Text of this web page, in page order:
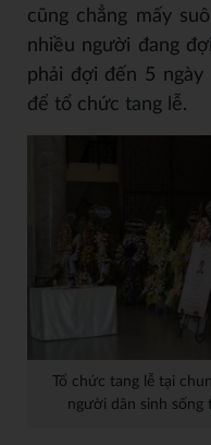
cũng chẳng mấy
nhiều người đang
phải đợi đến 5
để tổ chức tang lễ.
Tổ chức tang lễ tại
người dân sinh sống